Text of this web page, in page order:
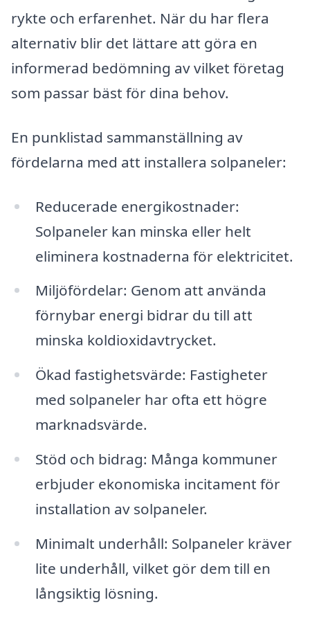
rykte och erfarenhet. När du har flera
alternativ blir det lättare att göra en
informerad bedömning av vilket företag
som passar bäst för dina behov.
En punklistad sammanställning av
fördelarna med att installera solpaneler:
Reducerade energikostnader:
Solpaneler kan minska eller helt
eliminera kostnaderna för elektricitet.
Miljöfördelar: Genom att använda
förnybar energi bidrar du till att
minska koldioxidavtrycket.
Ökad fastighetsvärde: Fastigheter
med solpaneler har ofta ett högre
marknadsvärde.
Stöd och bidrag: Många kommuner
erbjuder ekonomiska incitament för
installation av solpaneler.
Minimalt underhåll: Solpaneler kräver
lite underhåll, vilket gör dem till en
långsiktig lösning.